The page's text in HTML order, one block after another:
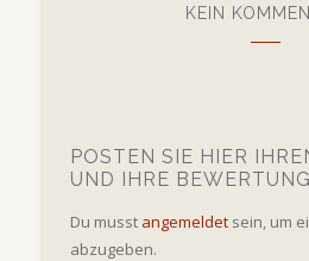
KEIN
POSTEN SIE HIER
UND IHRE BEWERTUNG
Du musst angemeldetsein, um
abzugeben.